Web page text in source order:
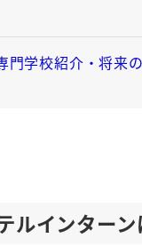
門学校紹介・将来
ルインター